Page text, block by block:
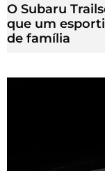
O Subaru
que um
de família